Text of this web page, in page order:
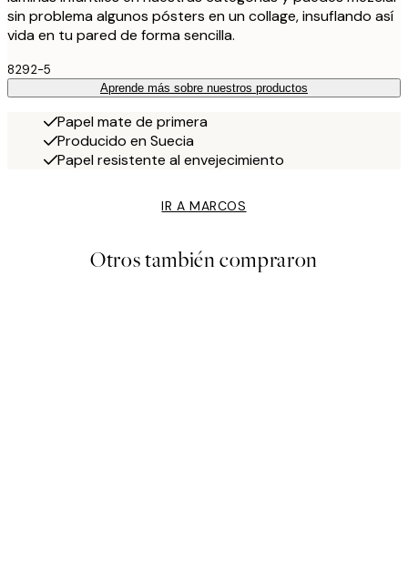
sin problema algunos pósters en un collage, insuflando así
vida en tu pared de forma sencilla.
8292-5
Aprende más sobre nuestros productos
Papel mate de primera
Producido en Suecia
Papel resistente al envejecimiento
IR A MARCOS
Otros también compraron